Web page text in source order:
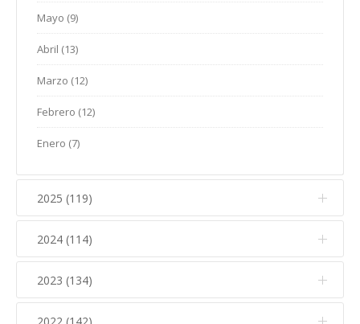
Mayo (9)
Abril (13)
Marzo (12)
Febrero (12)
Enero (7)
2025 (119)
Diciembre (12)
Noviembre (17)
Octubre (15)
2024 (114)
Diciembre (10)
Noviembre (14)
2023 (134)